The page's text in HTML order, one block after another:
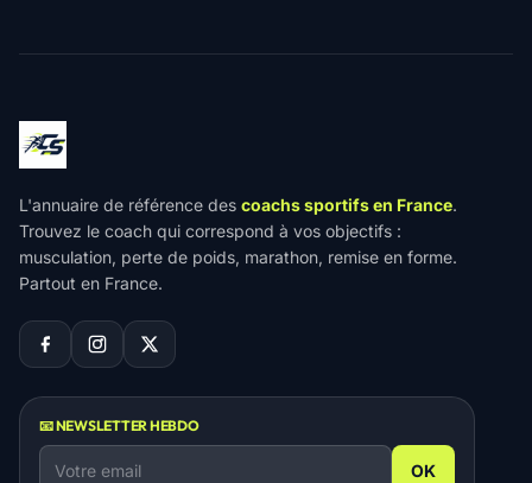
L'annuaire de référence des coachs sportifs en France.
Trouvez le coach qui correspond à vos objectifs :
musculation, perte de poids, marathon, remise en forme.
Partout en France.
📧 NEWSLETTER HEBDO
OK